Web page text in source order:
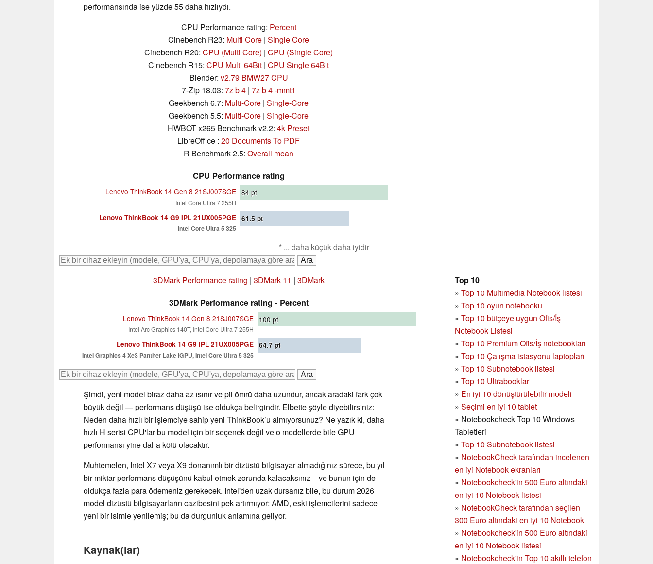
performansında ise yüzde 55 daha hızlıydı.
CPU Performance rating: Percent
Cinebench R23: Multi Core | Single Core
Cinebench R20: CPU (Multi Core) | CPU (Single Core)
Cinebench R15: CPU Multi 64Bit | CPU Single 64Bit
Blender: v2.79 BMW27 CPU
7-Zip 18.03: 7z b 4| 7z b 4 -mmt1
Geekbench 6.7: Multi-Core | Single-Core
Geekbench 5.5: Multi-Core | Single-Core
HWBOT x265 Benchmark v2.2: 4k Preset
LibreOffice : 20 Documents To PDF
R Benchmark 2.5: Overall mean
CPU Performance rating
Lenovo ThinkBook 14 Gen 8 21SJ007SGE
Intel Core Ultra 7 255H
84 pt
Lenovo ThinkBook 14 G9 IPL 21UX005PGE
Intel Core Ultra 5 325
61.5 pt
* ... daha küçük daha iyidir
Top 10
» Top 10 Multimedia Notebook listesi
» Top 10 oyun notebooku
» Top 10 bütçeye uygun Ofis/İş
Notebook Listesi
» Top 10 Premium Ofis/İş notebookları
» Top 10 Çalışma istasyonu laptopları
» Top 10 Subnotebook listesi
» Top 10 Ultrabooklar
» En iyi 10 dönüştürülebilir modeli
» Seçimi en iyi 10 tablet
» Notebookcheck Top 10 Windows
Tabletleri
» Top 10 Subnotebook listesi
» NotebookCheck tarafından incelenen
en iyi Notebook ekranları
» Notebookcheck'in 500 Euro altındaki
en iyi 10 Notebook listesi
» NotebookCheck tarafından seçilen
300 Euro altındaki en iyi 10 Notebook
» Notebookcheck'in 500 Euro altındaki
en iyi 10 Notebook listesi
» Notebookcheck'in Top 10 akıllı telefon
3DMark Performance rating | 3DMark 11 | 3DMark
3DMark Performance rating - Percent
Lenovo ThinkBook 14 Gen 8 21SJ007SGE
Intel Arc Graphics 140T, Intel Core Ultra 7 255H
100 pt
Lenovo ThinkBook 14 G9 IPL 21UX005PGE
Intel Graphics 4 Xe3 Panther Lake iGPU, Intel Core Ultra 5 325
64.7 pt
Şimdi, yeni model biraz daha az ısınır ve pil ömrü daha uzundur, ancak aradaki fark çok
büyük değil — performans düşüşü ise oldukça belirgindir. Elbette şöyle diyebilirsiniz:
Neden daha hızlı bir işlemciye sahip yeni ThinkBook’u almıyorsunuz? Ne yazık ki, daha
hızlı H serisi CPU'lar bu model için bir seçenek değil ve o modellerde bile GPU
performansı yine daha kötü olacaktır.
Muhtemelen, Intel X7 veya X9 donanımlı bir dizüstü bilgisayar almadığınız sürece, bu yıl
bir miktar performans düşüşünü kabul etmek zorunda kalacaksınız – ve bunun için de
oldukça fazla para ödemeniz gerekecek. Intel'den uzak dursanız bile, bu durum 2026
model dizüstü bilgisayarların cazibesini pek artırmıyor: AMD, eski işlemcilerini sadece
yeni bir isimle yenilemiş; bu da durgunluk anlamına geliyor.
Kaynak(lar)